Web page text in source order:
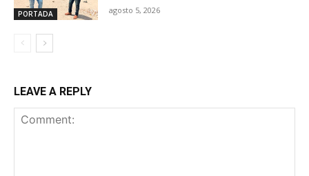
PORTADA agosto 5, 2026
LEAVE A REPLY